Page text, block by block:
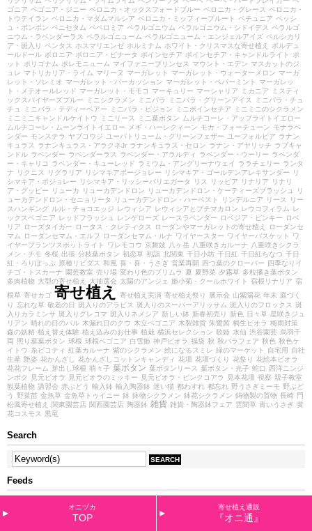
ゴニア ベゴニア・ジニー ベロニカ・オックスフォードブルー ベロニカ・グレース ベロニカ・
トウテイラン ベロニカ・マダムマルシア ベロニカ・ミッフィープルート ペチュニア ペッシ
ュ・ボンボン ペニセタム ペペロミア ペラルゴニウム ペラルゴニウム・シドイデス ペラルゴ
ニウム・ラベンダーラス ペラルゴニューム ペラルゴニューム・エンジェルアイズ ペルシカリ
ア・斑入り ペンタス ホスマリエンゼ ホルミナム ホワイト・クリスマスな寄せ植え
ボルデュ
ールドール ボロニア ボロニア・ピナータ ポインセチア ポインセチア・キャンドルライト
ポ
ット
ポリゴナム ポレモニューム マイファニープリンセス マウント・エデン マスカットのジ
ュレ マトリカリア・ライム マリーヌ マーガレット マーガレット・ウォーターメロン マーガ
レット・ソレミオ マーガレット・パーカッション マーガレット・ペパーミント
マーガレッ
ト・メテオールレッド マーガレット・モモコ マーキュリー マーシャリア ミカニア
ミスティ
ックスパイヤーズブルー
ミニシクラメン ミニバラ ミニバラ・グリーンアイス
ミニバラ・チュ
チュ
ミニバラ・テディーベアー ミニバラ・ピジョン ミニポインセチア
ミニミニのシクラメン
ミニミニキャンドルケイトウ
ミニリース ミニ葉ボタン
ムルチコーレ・アップライトイエロー
ムルチコーレ・ムーンライトイエロー
メギ・ハーレクィーン モカ・フォーチューン モナラベ
ンダー モンステラ ヤブコウジ ユーパトリューム・グリーンフェザー ユーフォルビア ラナン
キュラス
ラナンキュラス・アラクネJr ラナンキュラス・セロン ラナン・アヤリッチ ラブキャ
ンドル ラベンダー ラベンダーラス ラベンダー・アラルディ ラベンダー・ウーリー ラベンダ
ー・キャリコ
ラベンダー・キューレッド ラミウム・アングリーナウェイ ララチェリー ランタ
ナ
リクニス リグラリア リシマキアボージョレー リシマキア・ゴールデンアレキサンダー
リ
シマキア・ボジョレー
リシマキア・リッシーバリエガータ リス リッピア リナリア
リナリ
ア・グッピー
リューカ リューカデンドロン リューカデンドロン・ケーティーズブラッシュ
リ
ューカデンドロン・セニョリータ
リューカデンドロン・ハーベスト リンデルニア リース
リー
スハンギング ルル・チョコエッジ レウィシア レウィシアとプチマカロン レウコフィラム レ
ックスベゴニア レッドフラッシュ レンゲローズ レースラベンダー ロベジア・ピンキー
ロベ
リア
ローズタイガー ロータス・クレティクス ローダンやマーガレットの寄せ植え
ローダンセ
マム
ローダンセマム・エルフ ローダンセマム・ルナ ワイヤースター ワイヤーバスケット
ワ
イヤープランツスポットライト
ワレモコウ 京舞妓 八ヶ岳 八重咲きカルーナ
八重咲きシクラ
メン・チモ 冬桜 出張 分枝葉ボタン 初恋草 初詣 北関東 千日小坊 千日紅 千日紅ちなつ 千日
紅・ろりぽっぷ 原種リビダス 和風 喜・喜・うさぎ 営業再開 四つ葉のクローバー 四季なりイ
チゴ・トスカーナ
園芸教室 売り場 変わり色のプリムラ 夏 夏野菜 夕霧草 多粒播き葉ボタン
多肉植物 大型の寄せ植え 大抽選会 太陽のアンジェ 姫小菊・クールホワイト 宿根リナリア 宿
根草 寄せカゴ 寄せ植え 寄せ植え実演 寄せ植え祭り 展示会 山紫陽花 年末 庭づく
り 忘れな草 敬老の日 斑入りのアラビス 斑入りのスーパーアリッサム 斑入りのフロックス 斑
入りカラミンサ 斑入りグレコマ 斑入りネメシア 新しい鉢 新春初売り 新色 日々草 星咲きジュ
リアン 晴れの日のパル 木漏れ日のクウ 木立ベゴニア 木製雑貨 朱鷺茜 桐生ビオラ 梅雨対策
森の妖精 植え替え体験 植え込みのお仕事 植栽 横浜セレクション 歌姫 水仙 渋谷園芸 烏羽千
両 照り葉葉ボタン 球根 球根ベゴニア 白雪姫 神戸ビオラ 福袋 秋 秋バラフェア 秋色 秋色ケ
イトウ 糸ピコティ 紅葉カルーナ 紫のシクラメン 絵になるスミレ 緑のマーケット 自宅用
自社
生産 艶姿 花かんざし 花かんざしコットンキャンディ 花壇 花壇づくり 花祭り 花絵本ビオラ
花花フレーム 芽出し球根 萌々子 葉ボタン 葉ボタンリース 葉ボタン・光子 蛇口 西洋ニンジ
ンボク
見元ビオラ 見元ビオラのミッキー 見元ビオラ・ピンクコアラ 見本花壇 視察 親子教室
観葉植物 講習会 赤ぶどう 輸入鉢 輸入陶器鉢 迷い猫 都わすれ 都忘れ 野うさぎミーモ 野ぶど
う
野菜苗 金魚草 金魚草トゥイニー 鉢 鉢物シクラメン 鉢花シクラメン 鋳物製の置物 長崎
門
松風寄せ植え
関東園芸店 関西園芸店 陶器鉢 雑貨 雑貨・陶器鉢フェア 雲間草 青いうさぎ 黄
花コスモス 黒竜
Search
Feeds
All Entries(RSS2.0)
All Entries(Atom)
オニヅカ
TOP
寄せ植え通販
『オニ通』